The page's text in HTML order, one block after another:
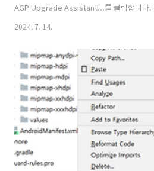
AGP Upgrade Assistant...를 클릭합니다.
다. 3. Run Selected steps 버튼을 클릭하
2024. 7. 14.